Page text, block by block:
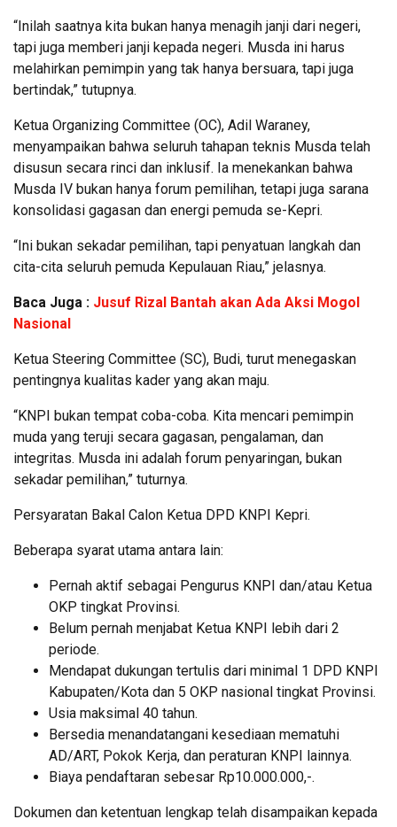
“Inilah saatnya kita bukan hanya menagih janji dari negeri,
tapi juga memberi janji kepada negeri. Musda ini harus
melahirkan pemimpin yang tak hanya bersuara, tapi juga
bertindak,” tutupnya.
Ketua Organizing Committee (OC), Adil Waraney,
menyampaikan bahwa seluruh tahapan teknis Musda telah
disusun secara rinci dan inklusif. Ia menekankan bahwa
Musda IV bukan hanya forum pemilihan, tetapi juga sarana
konsolidasi gagasan dan energi pemuda se-Kepri.
“Ini bukan sekadar pemilihan, tapi penyatuan langkah dan
cita-cita seluruh pemuda Kepulauan Riau,” jelasnya.
Baca Juga : Jusuf Rizal Bantah akan Ada Aksi Mogol
Nasional
Ketua Steering Committee (SC), Budi, turut menegaskan
pentingnya kualitas kader yang akan maju.
“KNPI bukan tempat coba-coba. Kita mencari pemimpin
muda yang teruji secara gagasan, pengalaman, dan
integritas. Musda ini adalah forum penyaringan, bukan
sekadar pemilihan,” tuturnya.
Persyaratan Bakal Calon Ketua DPD KNPI Kepri.
Beberapa syarat utama antara lain:
Pernah aktif sebagai Pengurus KNPI dan/atau Ketua
OKP tingkat Provinsi.
Belum pernah menjabat Ketua KNPI lebih dari 2
periode.
Mendapat dukungan tertulis dari minimal 1 DPD KNPI
Kabupaten/Kota dan 5 OKP nasional tingkat Provinsi.
Usia maksimal 40 tahun.
Bersedia menandatangani kesediaan mematuhi
AD/ART, Pokok Kerja, dan peraturan KNPI lainnya.
Biaya pendaftaran sebesar Rp10.000.000,-.
Dokumen dan ketentuan lengkap telah disampaikan kepada